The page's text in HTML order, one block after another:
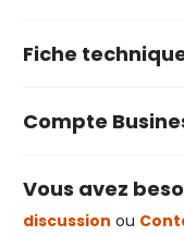
Fiche
Compte
Vous avez
discussion ou